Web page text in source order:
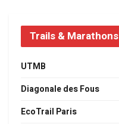
Trails & Marathons
UTMB
Diagonale des Fous
EcoTrail Paris